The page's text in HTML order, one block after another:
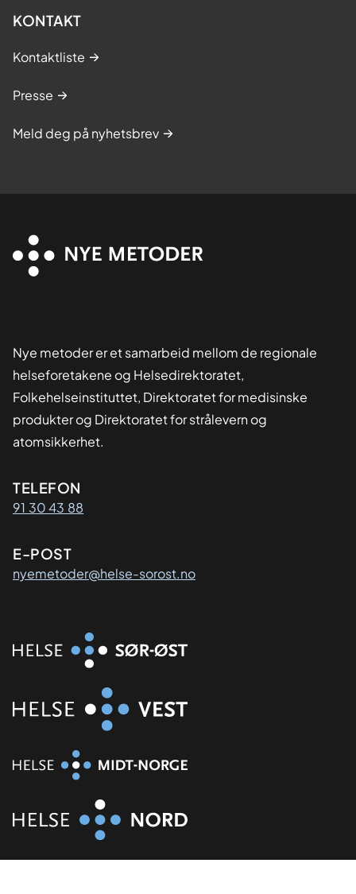
KONTAKT
Kontaktliste
Presse
Meld deg på nyhetsbrev
Nye metoder er et samarbeid mellom de regionale
helseforetakene og Helsedirektoratet,
Folkehelseinstituttet, Direktoratet for medisinske
produkter og Direktoratet for strålevern og
atomsikkerhet.
Kontaktinformasjon
TELEFON
91 30 43 88
E-POST
nyemetoder@helse-sorost.no
Organisasjon